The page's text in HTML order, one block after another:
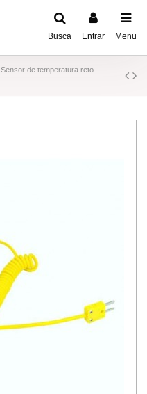
Busca Entrar Menu
Sensor de temperatura reto